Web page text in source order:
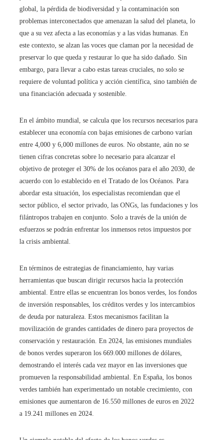
global, la pérdida de biodiversidad y la contaminación son
problemas interconectados que amenazan la salud del planeta, lo
que a su vez afecta a las economías y a las vidas humanas. En
este contexto, se alzan las voces que claman por la necesidad de
preservar lo que queda y restaurar lo que ha sido dañado. Sin
embargo, para llevar a cabo estas tareas cruciales, no solo se
requiere de voluntad política y acción científica, sino también de
una financiación adecuada y sostenible.
En el ámbito mundial, se calcula que los recursos necesarios para
establecer una economía con bajas emisiones de carbono varían
entre 4,000 y 6,000 millones de euros. No obstante, aún no se
tienen cifras concretas sobre lo necesario para alcanzar el
objetivo de proteger el 30% de los océanos para el año 2030, de
acuerdo con lo establecido en el Tratado de los Océanos. Para
abordar esta situación, los especialistas recomiendan que el
sector público, el sector privado, las ONGs, las fundaciones y los
filántropos trabajen en conjunto. Solo a través de la unión de
esfuerzos se podrán enfrentar los inmensos retos impuestos por
la crisis ambiental.
En términos de estrategias de financiamiento, hay varias
herramientas que buscan dirigir recursos hacia la protección
ambiental. Entre ellas se encuentran los bonos verdes, los fondos
de inversión responsables, los créditos verdes y los intercambios
de deuda por naturaleza. Estos mecanismos facilitan la
movilización de grandes cantidades de dinero para proyectos de
conservación y restauración. En 2024, las emisiones mundiales
de bonos verdes superaron los 669.000 millones de dólares,
demostrando el interés cada vez mayor en las inversiones que
promueven la responsabilidad ambiental. En España, los bonos
verdes también han experimentado un notable crecimiento, con
emisiones que aumentaron de 16.550 millones de euros en 2022
a 19.241 millones en 2024.